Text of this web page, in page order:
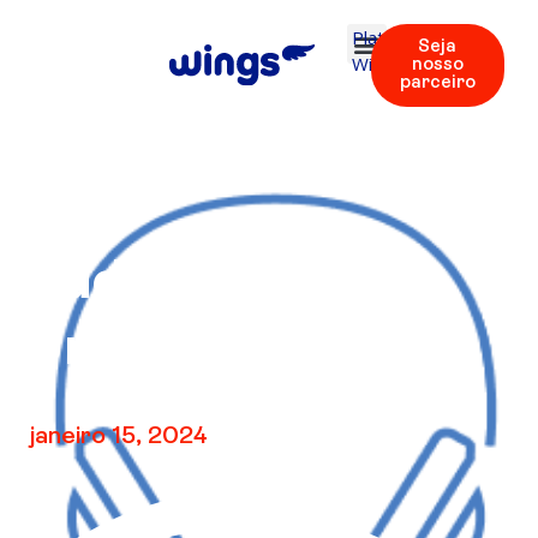
Plataforma
Wings
Seja
nosso
parceiro
Áudio V2 –
Unidade 5
janeiro 15, 2024